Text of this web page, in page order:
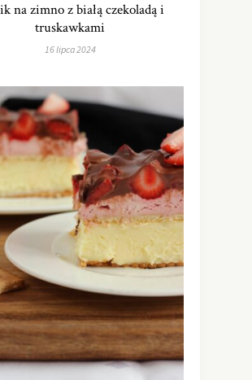
na zimno z białą czekoladą i
truskawkami
16 lipca 2024